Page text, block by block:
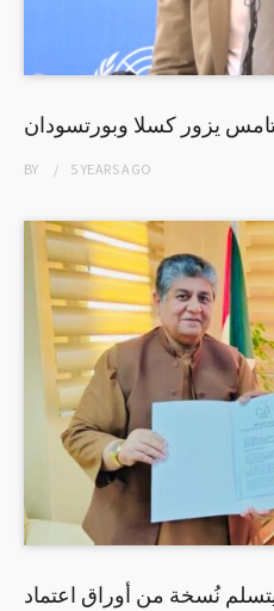
يزور كسلا وبورتسودان
BY 5 YEARSAGO
نُسخة من أوراق اعتماد